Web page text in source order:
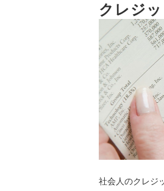
クレジ
社会人のクレジ